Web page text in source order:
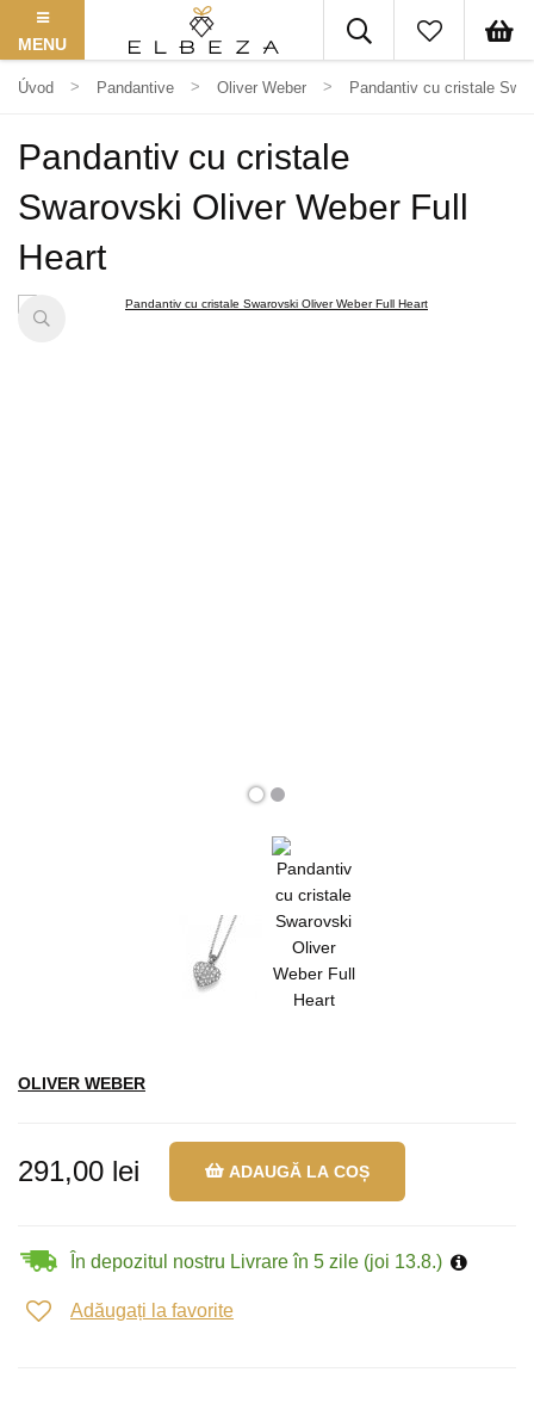
MENU
Úvod Pandantive Oliver Weber Pandantiv cu cristale
Pandantiv cu cristale
Swarovski Oliver Weber Full
Heart
OLIVER WEBER
291,00 lei ADAUGĂ LA COȘ
În depozitul nostru Livrare în 5 zile (joi 13.8.)
Adăugați la favorite